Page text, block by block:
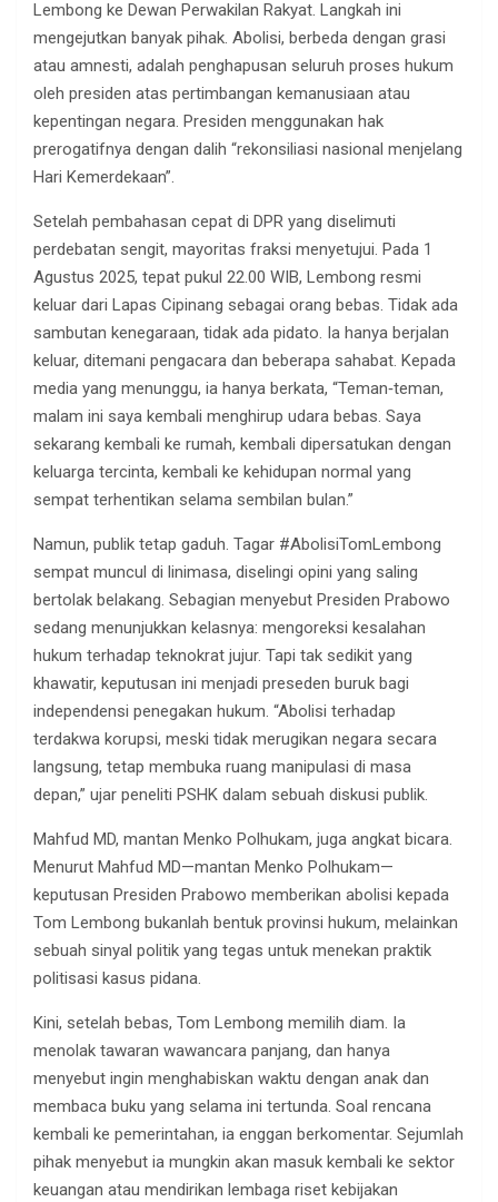
Lembong ke Dewan Perwakilan Rakyat. Langkah ini
mengejutkan banyak pihak. Abolisi, berbeda dengan grasi
atau amnesti, adalah penghapusan seluruh proses hukum
oleh presiden atas pertimbangan kemanusiaan atau
kepentingan negara. Presiden menggunakan hak
prerogatifnya dengan dalih “rekonsiliasi nasional menjelang
Hari Kemerdekaan”.
Setelah pembahasan cepat di DPR yang diselimuti
perdebatan sengit, mayoritas fraksi menyetujui. Pada 1
Agustus 2025, tepat pukul 22.00 WIB, Lembong resmi
keluar dari Lapas Cipinang sebagai orang bebas. Tidak ada
sambutan kenegaraan, tidak ada pidato. Ia hanya berjalan
keluar, ditemani pengacara dan beberapa sahabat. Kepada
media yang menunggu, ia hanya berkata, “Teman‑teman,
malam ini saya kembali menghirup udara bebas. Saya
sekarang kembali ke rumah, kembali dipersatukan dengan
keluarga tercinta, kembali ke kehidupan normal yang
sempat terhentikan selama sembilan bulan.”
Namun, publik tetap gaduh. Tagar #AbolisiTomLembong
sempat muncul di linimasa, diselingi opini yang saling
bertolak belakang. Sebagian menyebut Presiden Prabowo
sedang menunjukkan kelasnya: mengoreksi kesalahan
hukum terhadap teknokrat jujur. Tapi tak sedikit yang
khawatir, keputusan ini menjadi preseden buruk bagi
independensi penegakan hukum. “Abolisi terhadap
terdakwa korupsi, meski tidak merugikan negara secara
langsung, tetap membuka ruang manipulasi di masa
depan,” ujar peneliti PSHK dalam sebuah diskusi publik.
Mahfud MD, mantan Menko Polhukam, juga angkat bicara.
Menurut Mahfud MD—mantan Menko Polhukam—
keputusan Presiden Prabowo memberikan abolisi kepada
Tom Lembong bukanlah bentuk provinsi hukum, melainkan
sebuah sinyal politik yang tegas untuk menekan praktik
politisasi kasus pidana.
Kini, setelah bebas, Tom Lembong memilih diam. Ia
menolak tawaran wawancara panjang, dan hanya
menyebut ingin menghabiskan waktu dengan anak dan
membaca buku yang selama ini tertunda. Soal rencana
kembali ke pemerintahan, ia enggan berkomentar. Sejumlah
pihak menyebut ia mungkin akan masuk kembali ke sektor
keuangan atau mendirikan lembaga riset kebijakan